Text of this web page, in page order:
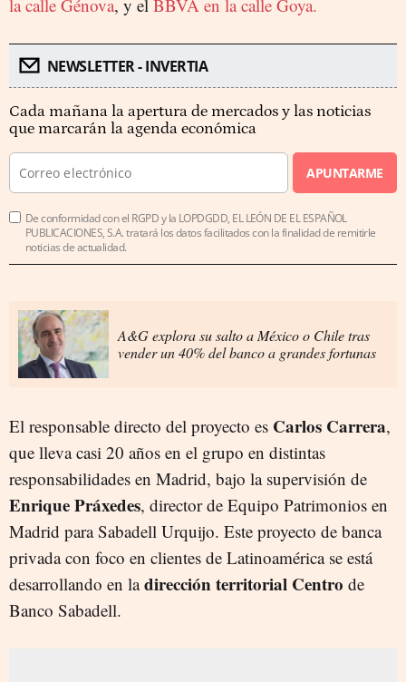
la calle Génova, y el BBVA en la calle Goya.
NEWSLETTER - INVERTIA
Cada mañana la apertura de mercados y las noticias
que marcarán la agenda económica
APUNTARME
De conformidad con el RGPD y la LOPDGDD, EL LEÓN DE EL ESPAÑOL
PUBLICACIONES, S.A. tratará los datos facilitados con la finalidad de remitirle
noticias de actualidad.
A&G explora su salto a México o Chile tras
vender un 40% del banco a grandes fortunas
El responsable directo del proyecto es Carlos Carrera,
que lleva casi 20 años en el grupo en distintas
responsabilidades en Madrid, bajo la supervisión de
Enrique Práxedes, director de Equipo Patrimonios en
Madrid para Sabadell Urquijo. Este proyecto de banca
privada con foco en clientes de Latinoamérica se está
desarrollando en ladirección territorial Centro de
Banco Sabadell.